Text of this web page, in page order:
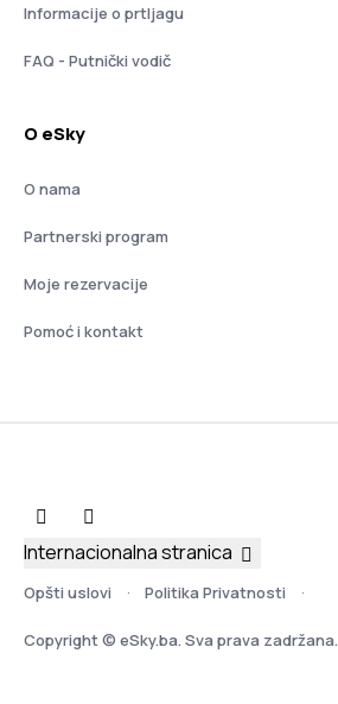
Informacije o prtljagu
FAQ - Putnički vodič
O eSky
O nama
Partnerski program
Moje rezervacije
Pomoć i kontakt
Opšti uslovi Politika Privatnosti
Copyright © eSky.ba. Sva prava zadržana.
Internacionalna stranica